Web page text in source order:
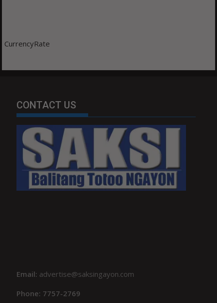
CurrencyRate
CONTACT US
Email: advertise@saksingayon.com
Phone: 7757-2769